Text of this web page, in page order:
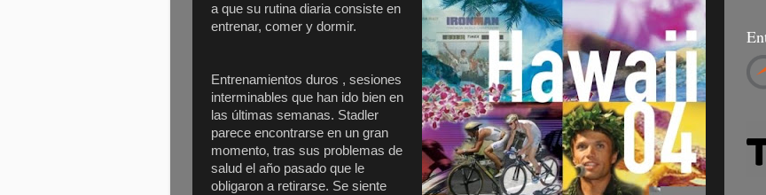
a que su rutina diaria consiste en
entrenar, comer y dormir.
Entrenamientos duros , sesiones
interminables que han ido bien en
las últimas semanas. Stadler
parece encontrarse en un gran
momento, tras sus problemas de
salud el año pasado que le
obligaron a retirarse. Se siente